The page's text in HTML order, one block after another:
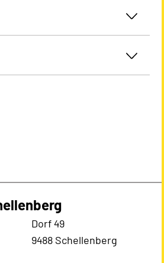
Dorf 49
9488 Schellenberg